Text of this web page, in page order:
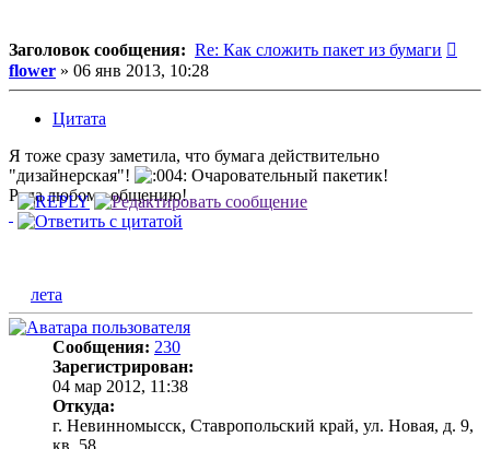
Заголовок сообщения: Re: Как сложить пакет из бумаги
flower » 06 янв 2013, 10:28
Цитата
Я тоже сразу заметила, что бумага действительно
"дизайнерская"!
Очаровательный пакетик!
Рада любому общению!
лета
Сообщения: 230
Зарегистрирован:
04 мар 2012, 11:38
Откуда:
г. Невинномысск, Ставропольский край, ул. Новая, д. 9,
кв. 58.